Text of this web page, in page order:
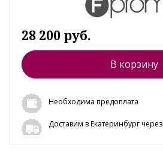
28 200 руб.
В корзину
Необходима предоплата
Доставим в Екатеринбург через